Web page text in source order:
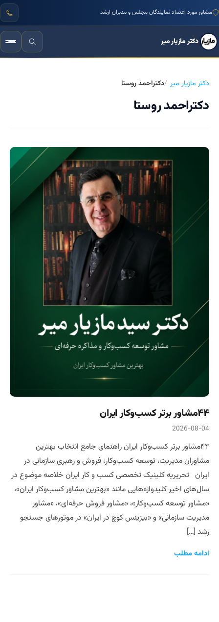
مشاور مورد اعتماد نمایندگان مجلس و مدیران ارشد
دکتر مازیار میر
دکتر مازیار میر دکتراحمد روستا
دکتراحمد روستا
۴۴مشاور برتر کسب‌وکار ایران
2026-08-04
۴۴مشاور برتر کسب‌وکار ایران راهنمای جامع انتخاب بهترین
مشاوران مدیریت، توسعه کسب‌وکار، فروش و رهبری سازمانی در
ایران تحریریه کلینیک تخصصی کسب و کار ایران خلاصه موضوع در
سال‌های اخیر کلیدواژه‌هایی مانند «بهترین مشاور کسب‌وکار ایران»،
«مشاور توسعه کسب‌وکار»، «مشاور فروش حرفه‌ای»، «مشاور
مدیریت سازمانی» و «بیزینس کوچ در ایران» در موتورهای جستجو
رشد […]
ادامه مطلب